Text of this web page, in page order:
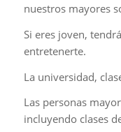
nuestros mayores
Si eres joven,
entretenerte.
La universidad,
Las personas
incluyendo clases